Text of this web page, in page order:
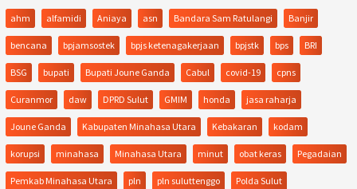
ahm alfamidi Aniaya asn Bandara Sam Ratulangi Banjir
bencana bpjamsostek bpjs ketenagakerjaan bpjstk bps BRI
BSG bupati Bupati Joune Ganda Cabul covid-19 cpns
Curanmor daw DPRD Sulut GMIM honda jasa raharja
Joune Ganda Kabupaten Minahasa Utara Kebakaran kodam
korupsi minahasa Minahasa Utara minut obat keras Pegadaian
Pemkab Minahasa Utara pln pln suluttenggo Polda Sulut